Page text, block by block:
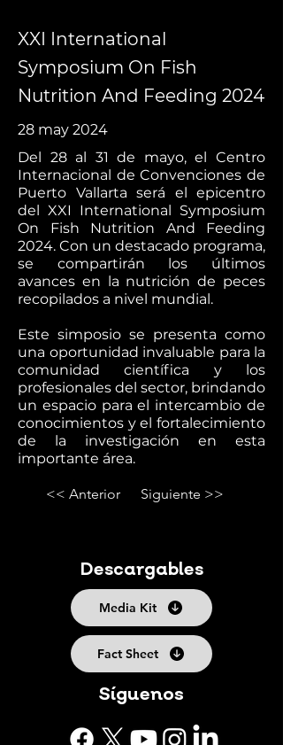
XXI International
Symposium On Fish
Nutrition And Feeding 2024
28 may 2024
Del 28 al 31 de mayo, el Centro
Internacional de Convenciones de
Puerto Vallarta será el epicentro
del XXI International Symposium
On Fish Nutrition And Feeding
2024. Con un destacado programa,
se compartirán los últimos
avances en la nutrición de peces
recopilados a nivel mundial.
Este simposio se presenta como
una oportunidad invaluable para la
comunidad científica y los
profesionales del sector, brindando
un espacio para el intercambio de
conocimientos y el fortalecimiento
de la investigación en esta
importante área.
<< Anterior Siguiente >>
Descargables
Media Kit
Fact Sheet
Síguenos